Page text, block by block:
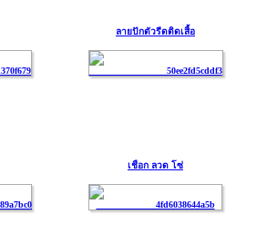
ลายปักตัวรีดติดเสื้อ
เชือก ลวด โซ่